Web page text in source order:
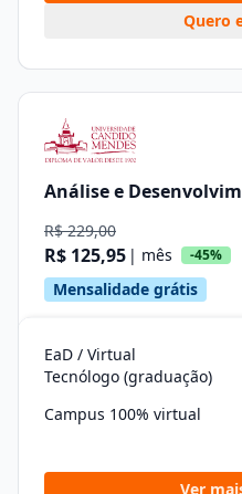
Quero
Análise e
R$ 229,00
R$ 125,95 | mês -45%
Mensalidade grátis
EaD / Virtual
Tecnólogo (graduação)
Campus 100% virtual
Ver